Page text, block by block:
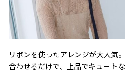
リボンを使ったアレンジが大人気
合わせるだけで、上品でキュート